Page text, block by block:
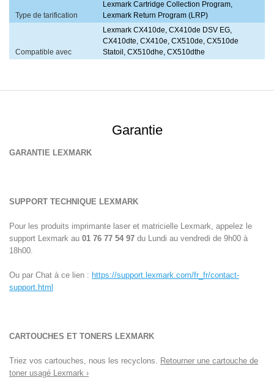
Type de tarification
Lexmark Cartridge Collection Program,
Lexmark Return Program (LRP)
Compatible avec
Lexmark CX410de, CX410de DSV EG,
CX410dte, CX410e, CX510de, CX510de
Statoil, CX510dhe, CX510dthe
Garantie
GARANTIE LEXMARK
SUPPORT TECHNIQUE LEXMARK
Pour les produits imprimante laser et matricielle Lexmark, appelez le
support Lexmark au 01 76 77 54 97 du Lundi au vendredi de 9h00 à
18h00.
Ou par Chat à ce lien : https://support.lexmark.com/fr_fr/contact-
support.html
CARTOUCHES ET TONERS LEXMARK
Triez vos cartouches, nous les recyclons. Retourner une cartouche de
toner usagé Lexmark ›